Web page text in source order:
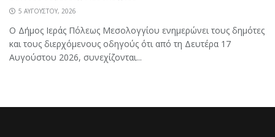
5 ΑΥΓΟΎΣΤΟΥ, 2026
Ο Δήμος Ιεράς Πόλεως Μεσολογγίου ενημερώνει τους δημότες
και τους διερχόμενους οδηγούς ότι από τη Δευτέρα 17
Αυγούστου 2026, συνεχίζονται...